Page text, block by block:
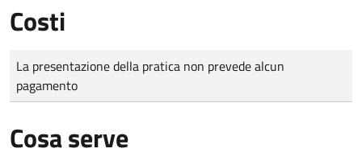
Costi
Tipo di pagamento
Importo
La presentazione della pratica non prevede alcun
pagamento
Cosa serve